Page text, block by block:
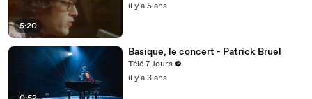
5:20
il y a 5 ans
Basique, le concert - Patrick Bruel
Télé 7 Jours
il y a 3 ans